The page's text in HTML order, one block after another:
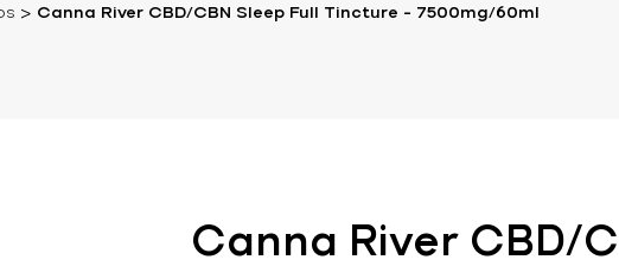
> Canna River CBD/CBN Sleep Full Tincture – 7500mg/60ml
Canna River CBD/